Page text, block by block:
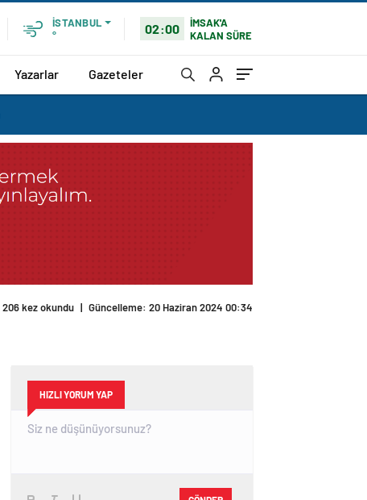
İSTANBUL
°
02:00
İMSAK'A
KALAN SÜRE
Yazarlar Gazeteler
206 kez okundu | Güncelleme: 20 Haziran 2024 00:34
HIZLI YORUM YAP